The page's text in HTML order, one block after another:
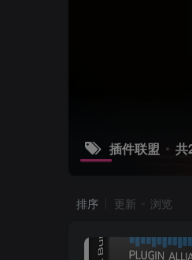
插件联盟 共
排序 更新 浏览